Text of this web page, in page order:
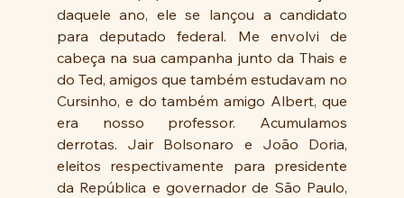
daquele ano, ele se lançou a candidato
para deputado federal. Me envolvi de
cabeça na sua campanha junto da Thais e
do Ted, amigos que também estudavam no
Cursinho, e do também amigo Albert, que
era nosso professor. Acumulamos
derrotas. Jair Bolsonaro e João Doria,
eleitos respectivamente para presidente
da República e governador de São Paulo,